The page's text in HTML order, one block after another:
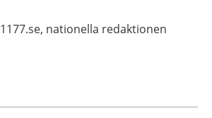
1177.se, nationella redaktionen